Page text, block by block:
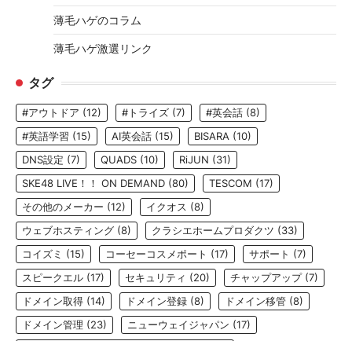
薄毛ハゲのコラム
薄毛ハゲ激選リンク
タグ
#アウトドア (12) #トライズ (7) #英会話 (8)
#英語学習 (15) AI英会話 (15) BISARA (10)
DNS設定 (7) QUADS (10) RiJUN (31)
SKE48 LIVE！！ ON DEMAND (80) TESCOM (17)
その他のメーカー (12) イクオス (8)
ウェブホスティング (8) クラシエホームプロダクツ (33)
コイズミ (15) コーセーコスメポート (17) サポート (7)
スピークエル (17) セキュリティ (20) チャップアップ(7)
ドメイン取得 (14) ドメイン登録 (8) ドメイン移管 (8)
ドメイン管理 (23) ニューウェイジャパン (17)